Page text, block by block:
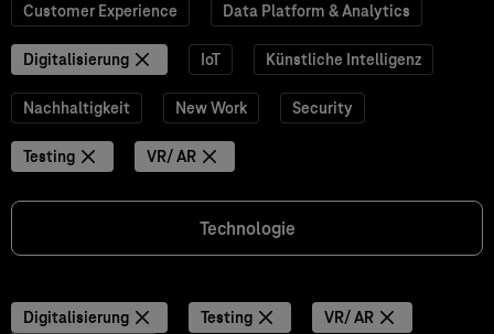
Customer Experience Data Platform & Analytics
Digitalisierung IoT Künstliche Intelligenz
Nachhaltigkeit New Work Security
Testing VR/ AR
Technologie
Digitalisierung Testing
VR/ AR